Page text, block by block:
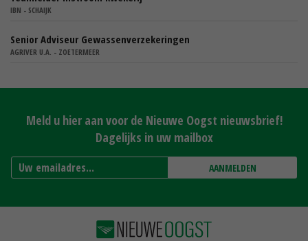
IBN - SCHAIJK
Senior Adviseur Gewassenverzekeringen
AGRIVER U.A. - ZOETERMEER
Meld u hier aan voor de Nieuwe Oogst nieuwsbrief!
Dagelijks in uw mailbox
AANMELDEN